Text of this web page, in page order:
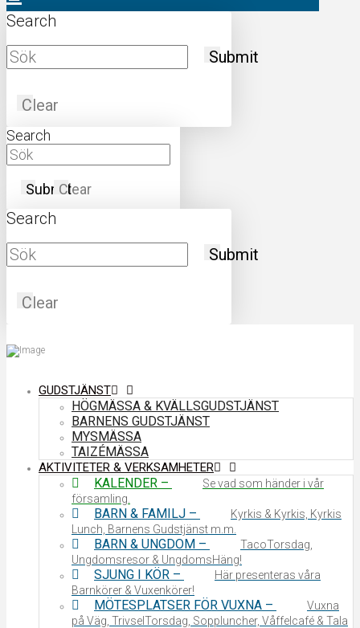
Search
Submit
Clear
Search
SubmitClear
Search
Submit
Clear
GUDSTJÄNST
HÖGMÄSSA & KVÄLLSGUDSTJÄNST
BARNENS GUDSTJÄNST
MYSMÄSSA
TAIZÉMÄSSA
AKTIVITETER & VERKSAMHETER
KALENDER –
Se vad som händer i vår
församling.
BARN & FAMILJ –
Kyrkis & Kyrkis, Kyrkis
Lunch, Barnens Gudstjänst m.m.
BARN & UNGDOM –
TacoTorsdag,
Ungdomsresor & UngdomsHäng!
SJUNG I KÖR –
Här presenteras våra
Barnkörer & Vuxenkörer!
MÖTESPLATSER FÖR VUXNA –
Vuxna
på Väg, TrivselTorsdag, Soppluncher, Våffelcafé & Tala